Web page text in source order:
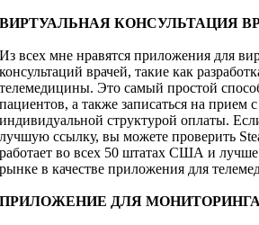
ВИРТУАЛЬНАЯ КОНСУЛЬТАЦИЯ
Из всех мне нравятся приложения для
консультаций врачей, такие как
телемедицины. Это самый простой
пациентов, а также записаться на прием
индивидуальной структурой оплаты.
лучшую ссылку, вы можете проверить
работает во всех 50 штатах США и лучше
рынке в качестве приложения для
ПРИЛОЖЕНИЕ ДЛЯ